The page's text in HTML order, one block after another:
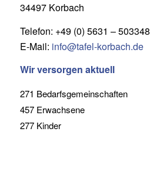
34497 Korbach
Telefon: +49 (0) 5631 – 503348
E-Mail: info@tafel-korbach.de
Wir versorgen aktuell
271 Bedarfsgemeinschaften
457 Erwachsene
277 Kinder